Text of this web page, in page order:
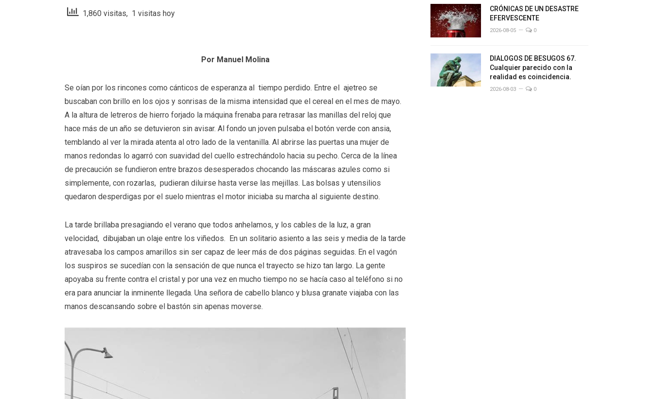
1,860 visitas, 1 visitas hoy
Por Manuel Molina
Se oían por los rincones como cánticos de esperanza al tiempo perdido. Entre el ajetreo se
buscaban con brillo en los ojos y sonrisas de la misma intensidad que el cereal en el mes de mayo.
A la altura de letreros de hierro forjado la máquina frenaba para retrasar las manillas del reloj que
hace más de un año se detuvieron sin avisar. Al fondo un joven pulsaba el botón verde con ansia,
temblando al ver la mirada atenta al otro lado de la ventanilla. Al abrirse las puertas una mujer de
manos redondas lo agarró con suavidad del cuello estrechándolo hacia su pecho. Cerca de la línea
de precaución se fundieron entre brazos desesperados chocando las máscaras azules como si
simplemente, con rozarlas, pudieran diluirse hasta verse las mejillas. Las bolsas y utensilios
quedaron desperdigas por el suelo mientras el motor iniciaba su marcha al siguiente destino.
La tarde brillaba presagiando el verano que todos anhelamos, y los cables de la luz, a gran
velocidad, dibujaban un olaje entre los viñedos. En un solitario asiento a las seis y media de la tarde
atravesaba los campos amarillos sin ser capaz de leer más de dos páginas seguidas. En el vagón
los suspiros se sucedían con la sensación de que nunca el trayecto se hizo tan largo. La gente
apoyaba su frente contra el cristal y por una vez en mucho tiempo no se hacía caso al teléfono si no
era para anunciar la inminente llegada. Una señora de cabello blanco y blusa granate viajaba con las
manos descansando sobre el bastón sin apenas moverse.
CRÓNICAS DE UN DESASTRE
EFERVESCENTE
2026-08-05 0
DIALOGOS DE BESUGOS 67.
Cualquier parecido con la
realidad es coincidencia.
2026-08-03 0